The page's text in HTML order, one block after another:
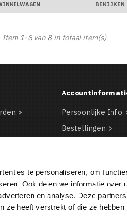
te personaliseren, om
Ook delen we informatie over
en analyse. Deze
ze heeft verstrekt of die ze
BEKIJKEN
Item 1-8 van 8 in totaal item(s)
Persoonlijke Info
Bestellingen
Waardebonnen
BESTELLING ANNULEREN